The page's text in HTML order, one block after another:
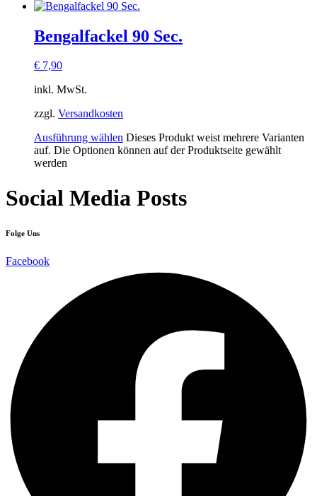
Bengalfackel 90 Sec.
€ 7,90
inkl. MwSt.
zzgl. Versandkosten
Ausführung wählen Dieses Produkt weist mehrere Varianten
auf. Die Optionen können auf der Produktseite gewählt
werden
Social Media Posts
Folge Uns
Facebook